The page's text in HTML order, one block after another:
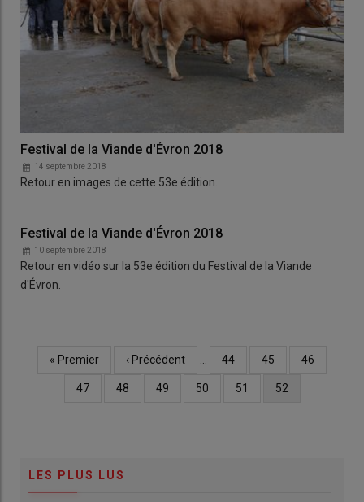
Festival de la Viande d'Évron 2018
14 septembre 2018
Retour en images de cette 53e édition.
Festival de la Viande d'Évron 2018
10 septembre 2018
Retour en vidéo sur la 53e édition du Festival de la Viande
d'Évron.
Première
« Premier
Page
‹ Précédent … Page
44 Page
45 Page
46
Page
47 Page
48 Page
49 Page
50 Page
51
Page
52
LES PLUS LUS